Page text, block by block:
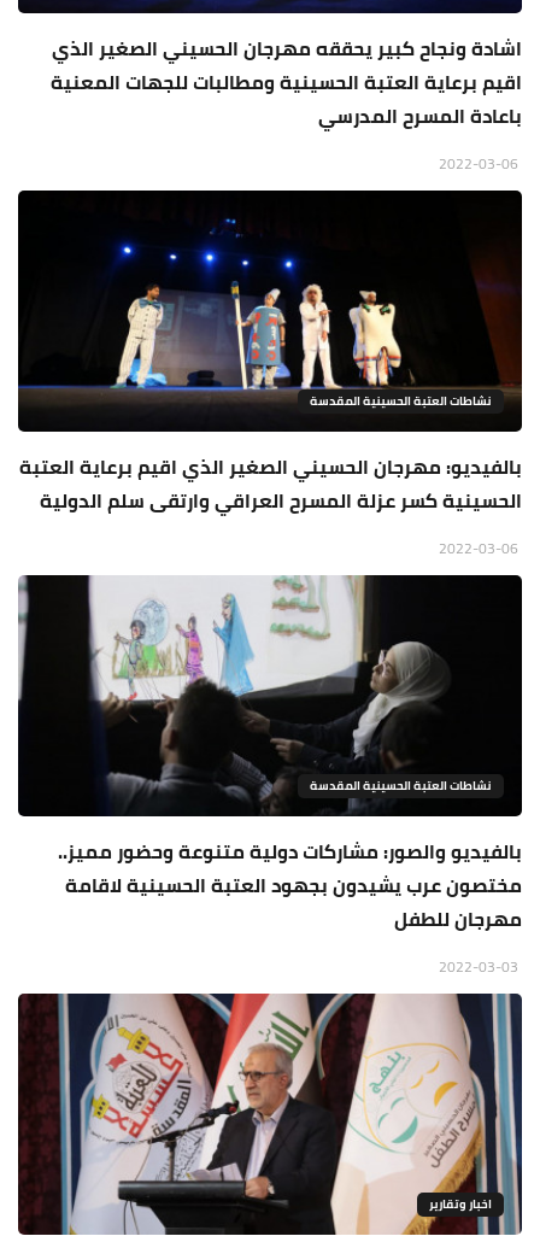
اشادة ونجاح كبير يحققه مهرجان الحسيني الصغير الذي
اقيم برعاية العتبة الحسينية ومطالبات للجهات المعنية
باعادة المسرح المدرسي
نشاطات العتبة الحسينية المقدسة
بالفيديو: مهرجان الحسيني الصغير الذي اقيم برعاية العتبة
الحسينية كسر عزلة المسرح العراقي وارتقى سلم الدولية
نشاطات العتبة الحسينية المقدسة
بالفيديو والصور: مشاركات دولية متنوعة وحضور مميز..
مختصون عرب يشيدون بجهود العتبة الحسينية لاقامة
مهرجان للطفل
اخبار وتقارير